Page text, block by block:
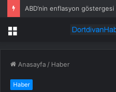
Menü
Anasayfa / Haber
Haber